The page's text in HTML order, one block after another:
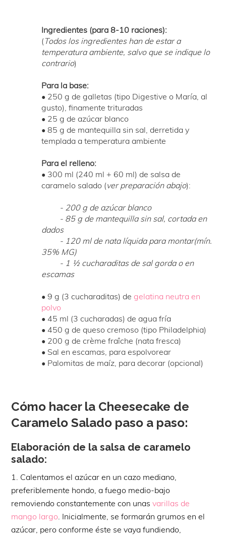
Ingredientes (para 8-10 raciones):
( Todos los ingredientes han de estar a
temperatura ambiente, salvo que se indique lo
contrario)
Para la base:
• 250 g de galletas (tipo Digestive o María, al
gusto), finamente trituradas
• 25 g de azúcar blanco
• 85 g de mantequilla sin sal, derretida y
templada a temperatura ambiente
Para el relleno:
• 300 ml (240 ml + 60 ml) de salsa de
caramelo salado (ver preparación abajo):
- 200 g de azúcar blanco
- 85 g de mantequilla sin sal, cortada en
dados
- 120 ml de nata líquida para montar(mín.
35% MG)
- 1 ½ cucharaditas de sal gorda o en
escamas
• 9 g (3 cucharaditas) de gelatina neutra en
polvo
• 45 ml (3 cucharadas) de agua fría
• 450 g de queso cremoso (tipo Philadelphia)
• 200 g de crème fraîche (nata fresca)
• Sal en escamas, para espolvorear
• Palomitas de maíz, para decorar (opcional)
Cómo hacer la Cheesecake de
Caramelo Salado paso a paso:
Elaboración de la salsa de caramelo
salado:
1. Calentamos el azúcar en un cazo mediano,
preferiblemente hondo, a fuego medio-bajo
removiendo constantemente con unasvarillas de
mango largo. Inicialmente, se formarán grumos en el
azúcar, pero conforme éste se vaya fundiendo,